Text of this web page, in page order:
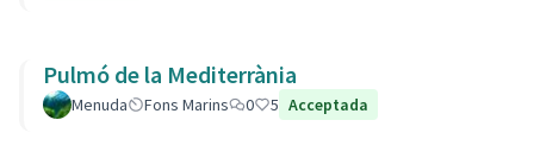
Pulmó de la Mediterrània
Menuda Fons Marins 0 5 Acceptada